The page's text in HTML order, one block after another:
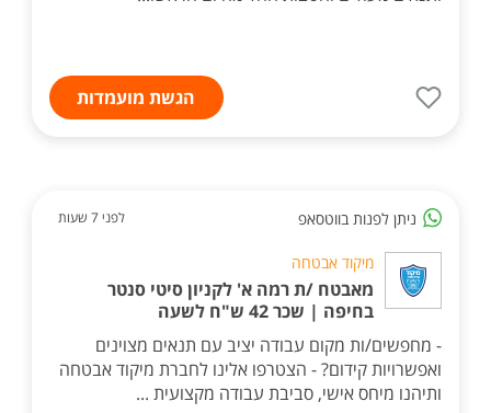
הגשת מועמדות
ניתן לפנות בווטסאפ לפני 7 שעות
מיקוד אבטחה
מאבטח /ת רמה א' לקניון סיטי סנטר
בחיפה | שכר 42 ש"ח לשעה
- מחפשים/ות מקום עבודה יציב עם תנאים מצוינים
ואפשרויות קידום? - הצטרפו אלינו לחברת מיקוד אבטחה
ותיהנו מיחס אישי, סביבת עבודה מקצועית ...